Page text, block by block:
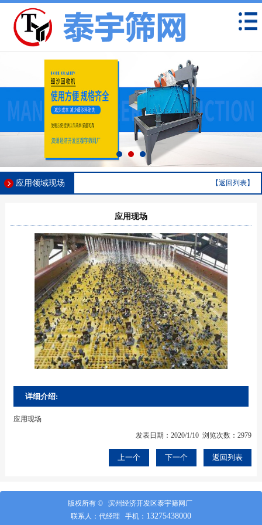
应用领域现场 【返回列表】
应用现场
详细介绍:
应用现场
发表日期：2020/1/10 浏览次数：2979
上一个 下一个 返回列表
版权所有 © 滨州经济开发区泰宇筛网厂
联系人：代经理 手机： 13275438000